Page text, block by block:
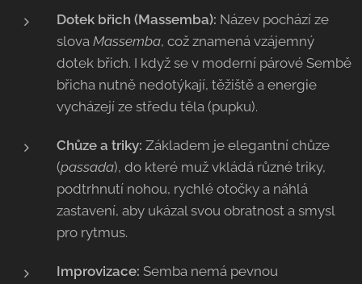
Dotek břich (Massemba): Název pochází ze
slova Massemba, což znamená vzájemný
dotek břich. I když se v moderní párové Sembě
břicha nutně nedotýkají, těžiště a energie
vycházejí ze středu těla (pupku).
Chůze a triky: Základem je elegantní chůze
(passada), do které muž vkládá různé triky,
podtrhnutí nohou, rychlé otočky a náhlá
zastavení, aby ukázal svou obratnost a smysl
pro rytmus.
Improvizace: Semba nemá pevnou